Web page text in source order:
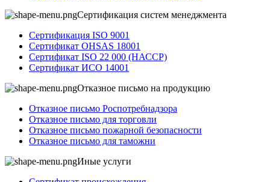
Сертификация систем менеджмента
Сертификация ISO 9001
Сертификат OHSAS 18001
Сертификат ISO 22 000 (НАССР)
Сертификат ИСО 14001
Отказное письмо на продукцию
Отказное письмо Роспотребнадзора
Отказное письмо для торговли
Отказное письмо пожарной безопасности
Отказное письмо для таможни
Иные услуги